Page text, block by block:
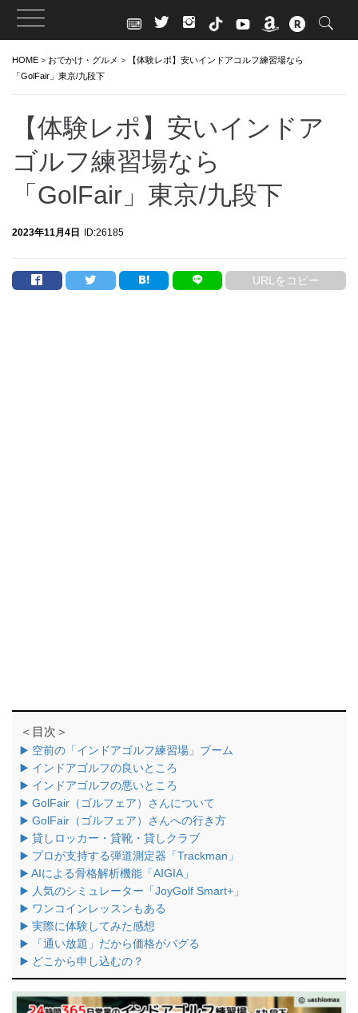
HOME > おでかけ・グルメ >
【体験レポ】安いインドアゴルフ練習場なら
「GolFair」東京/九段下
【体験レポ】安いインドア
ゴルフ練習場なら
「GolFair」東京/九段下
2023年11月4日 ID:26185
URLをコピー
＜目次＞
▶️ 空前の「インドアゴルフ練習場」ブーム
▶️ インドアゴルフの良いところ
▶️ インドアゴルフの悪いところ
▶️ GolFair（ゴルフェア）さんについて
▶️ GolFair（ゴルフェア）さんへの行き方
▶️ 貸しロッカー・貸靴・貸しクラブ
▶️ プロが支持する弾道測定器「Trackman」
▶️ AIによる⾻格解析機能「AIGIA」
▶️ 人気のシミュレーター「JoyGolf Smart+」
▶️ ワンコインレッスンもある
▶️ 実際に体験してみた感想
▶️ 「通い放題」だから価格がバグる
▶️ どこから申し込むの？